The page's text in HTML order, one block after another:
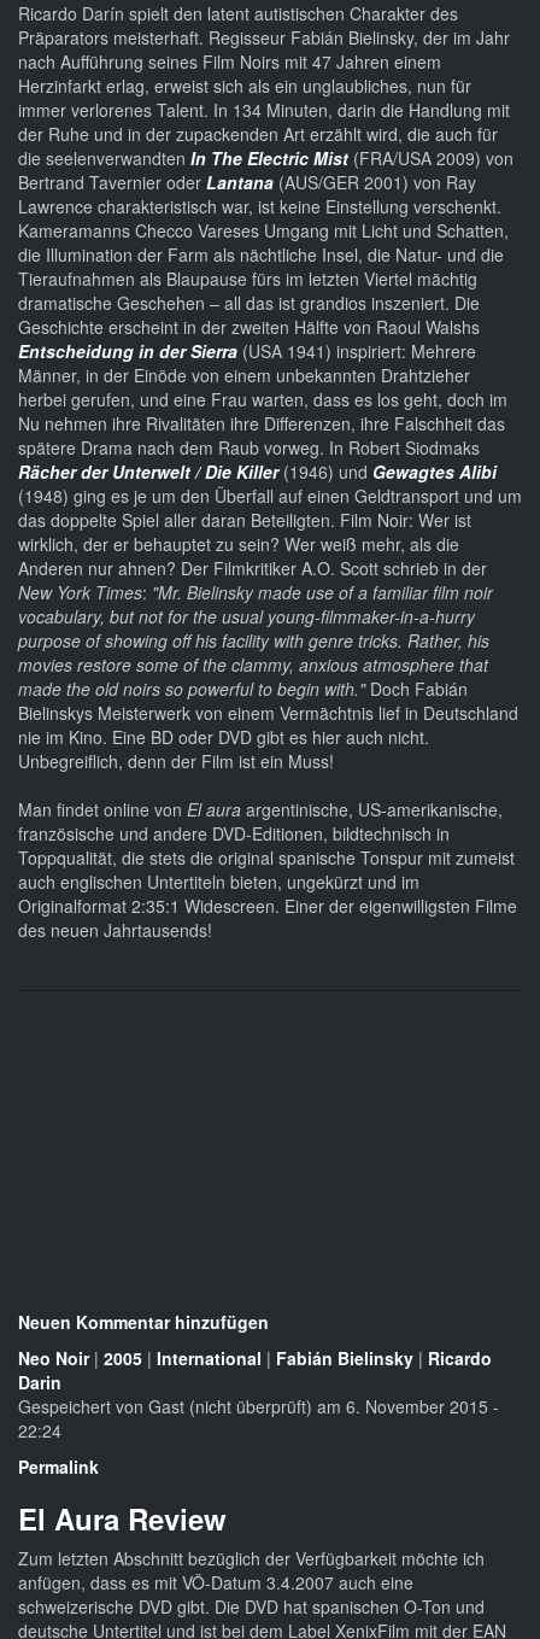
Ricardo Darín spielt den latent autistischen Charakter des
Präparators meisterhaft. Regisseur Fabián Bielinsky, der im Jahr
nach Aufführung seines Film Noirs mit 47 Jahren einem
Herzinfarkt erlag, erweist sich als ein unglaubliches, nun für
immer verlorenes Talent. In 134 Minuten, darin die Handlung mit
der Ruhe und in der zupackenden Art erzählt wird, die auch für
die seelenverwandten In The Electric Mist (FRA/USA 2009) von
Bertrand Tavernier oder Lantana (AUS/GER 2001) von Ray
Lawrence charakteristisch war, ist keine Einstellung verschenkt.
Kameramanns Checco Vareses Umgang mit Licht und Schatten,
die Illumination der Farm als nächtliche Insel, die Natur- und die
Tieraufnahmen als Blaupause fürs im letzten Viertel mächtig
dramatische Geschehen – all das ist grandios inszeniert. Die
Geschichte erscheint in der zweiten Hälfte von Raoul Walshs
Entscheidung in der Sierra (USA 1941) inspiriert: Mehrere
Männer, in der Einöde von einem unbekannten Drahtzieher
herbei gerufen, und eine Frau warten, dass es los geht, doch im
Nu nehmen ihre Rivalitäten ihre Differenzen, ihre Falschheit das
spätere Drama nach dem Raub vorweg. In Robert Siodmaks
Rächer der Unterwelt / Die Killer(1946) und Gewagtes Alibi
(1948) ging es je um den Überfall auf einen Geldtransport und um
das doppelte Spiel aller daran Beteiligten. Film Noir: Wer ist
wirklich, der er behauptet zu sein? Wer weiß mehr, als die
Anderen nur ahnen? Der Filmkritiker A.O. Scott schrieb in der
New York Times: "Mr. Bielinsky made use of a familiar film noir
vocabulary, but not for the usual young-filmmaker-in-a-hurry
purpose of showing off his facility with genre tricks. Rather, his
movies restore some of the clammy, anxious atmosphere that
made the old noirs so powerful to begin with." Doch Fabián
Bielinskys Meisterwerk von einem Vermächtnis lief in Deutschland
nie im Kino. Eine BD oder DVD gibt es hier auch nicht.
Unbegreiflich, denn der Film ist ein Muss!
Man findet online von El aura argentinische, US-amerikanische,
französische und andere DVD-Editionen, bildtechnisch in
Toppqualität, die stets die original spanische Tonspur mit zumeist
auch englischen Untertiteln bieten, ungekürzt und im
Originalformat 2:35:1 Widescreen. Einer der eigenwilligsten Filme
des neuen Jahrtausends!
Neuen Kommentar hinzufügen
Neo Noir| 2005 | International | Fabián Bielinsky | Ricardo
Darin
Gespeichert von Gast (nicht überprüft) am 6. November 2015 -
22:24
Permalink
El Aura Review
Zum letzten Abschnitt bezüglich der Verfügbarkeit möchte ich
anfügen, dass es mit VÖ-Datum 3.4.2007 auch eine
schweizerische DVD gibt. Die DVD hat spanischen O-Ton und
deutsche Untertitel und ist bei dem Label XenixFilm mit der EAN